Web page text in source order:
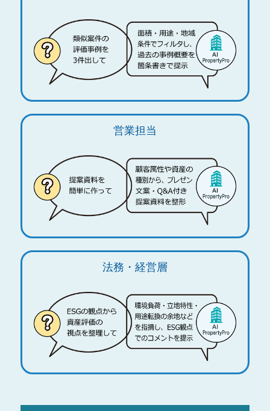
営業担当
法務・経営層